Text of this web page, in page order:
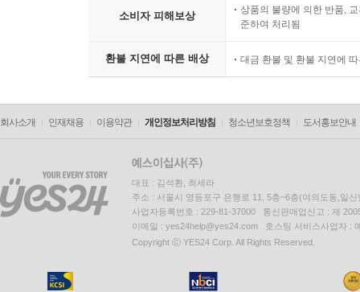
소비자 피해보상
상품의 불량에 의한 반품,
준하여 처리됨
환불 지연에 따른 배상 대금 환불 및 환불 지연에
회사소개 인재채용 이용약관 개인정보처리방침 청소년보호정책 도서홍보안내
대표 : 김석환, 최세라
주소 : 서울시 영등포구 은행로 11, 5층~6층(여의도동,일신
사업자등록번호 : 229-81-37000 통신판매업신고 : 제
이메일 : yes24help@yes24.com 호스팅 서비스사업자 :
Copyright ⓒ YES24 Corp. All Rights Reserved.